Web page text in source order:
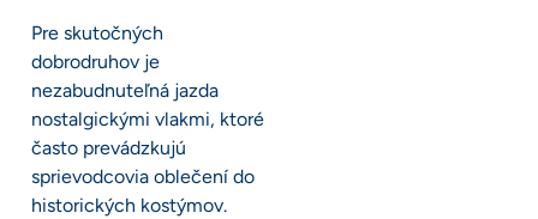
Pre skutočných
dobrodruhov je
nezabudnuteľná jazda
nostalgickými vlakmi, ktoré
často prevádzkujú
sprievodcovia oblečení do
historických kostýmov.